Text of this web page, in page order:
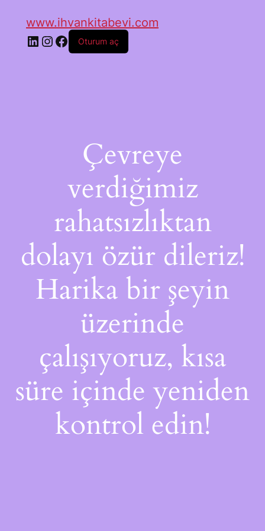
www.ihvankitabevi.com
Oturum aç
Çevreye
verdiğimiz
rahatsızlıktan
dolayı özür dileriz!
Harika bir şeyin
üzerinde
çalışıyoruz, kısa
süre içinde yeniden
kontrol edin!